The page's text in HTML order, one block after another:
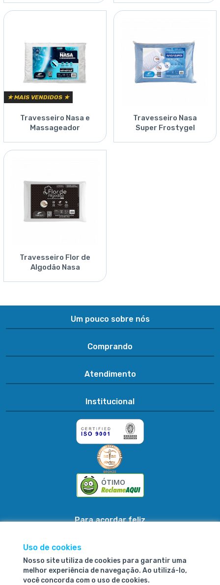
★ MAIS VENDIDOS ★
Travesseiro Nasa e
Massageador
Travesseiro Nasa
Super Frostygel
Travesseiro Flor de
Algodão Nasa
Um pouco sobre nós
Comprando
Atendimento
Institucional
ÓTIMO
Para acordar feliz
Fibrasca Química e Têxtil S.A.
Uso de cookies
Nosso site utiliza de cookies para garantir uma
melhor experiência de navegação. Ao utilizá-lo,
você concorda com o uso de cookies.